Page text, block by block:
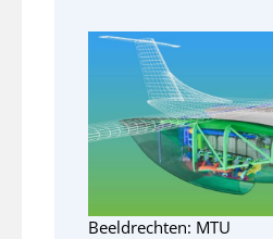
Beeldrechten: MTU